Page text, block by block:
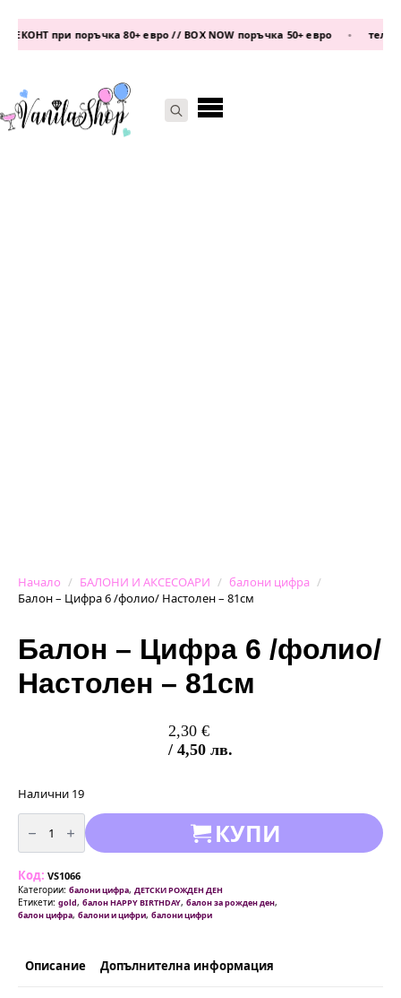
при поръчка 80+ евро // BOX NOW поръчка 50+ евро • телефон:
Начало БАЛОНИ И АКСЕСОАРИ
балони цифра
Балон – Цифра 6 /фолио/ Настолен – 81см
Балон – Цифра 6 /фолио/
Настолен – 81см
2,30 €
/ 4,50 лв.
Налични 19
количество
за
Балон
-
6
/
фолио/
Настолен
-
КУПИ
Код: VS1066
Категории: балони цифра, ДЕТСКИ РОЖДЕН ДЕН
Етикети: gold, балон HAPPY BIRTHDAY, балон за рожден ден,
балон цифра, балони и цифри, балони цифри
Описание Допълнителна информация